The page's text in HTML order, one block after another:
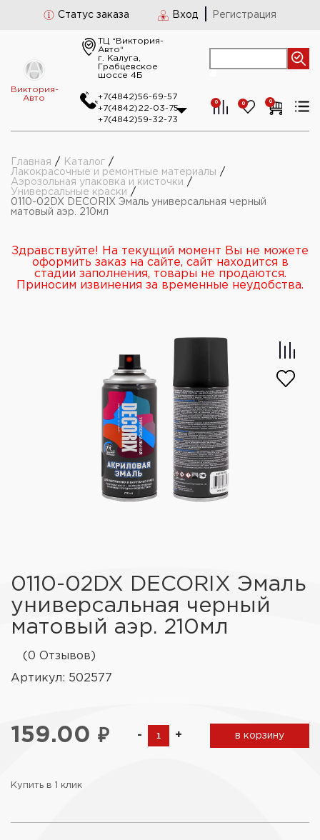
Статус заказа Вход Регистрация
Виктория-
Авто
ТЦ “Виктория-
Авто“
г. Калуга,
Грабцевское
шоссе 4Б
+7(4842)56-69-57
+7(4842)22-03-75
+7(4842)59-32-73
0 0 0
Главная / Каталог /
Лакокрасочные и ремонтные материалы /
Аэрозольная упаковка и кисточки /
Универсальные краски /
0110-02DX DECORIX Эмаль универсальная черный
матовый аэр. 210мл
Здравствуйте! На текущий момент Вы не можете
оформить заказ на сайте, сайт находится в
стадии заполнения, товары не продаются.
Приносим извинения за временные неудобства.
0110-02DX DECORIX Эмаль
универсальная черный
матовый аэр. 210мл
(0 Отзывов)
Артикул: 502577
159.00 ₽ - + в корзину
Купить в 1 клик